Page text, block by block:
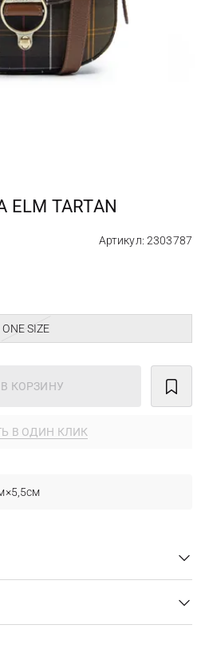
TARTAN
Артикул: 2303787
ONE SIZE
КОРЗИНУ
В ОДИН КЛИК